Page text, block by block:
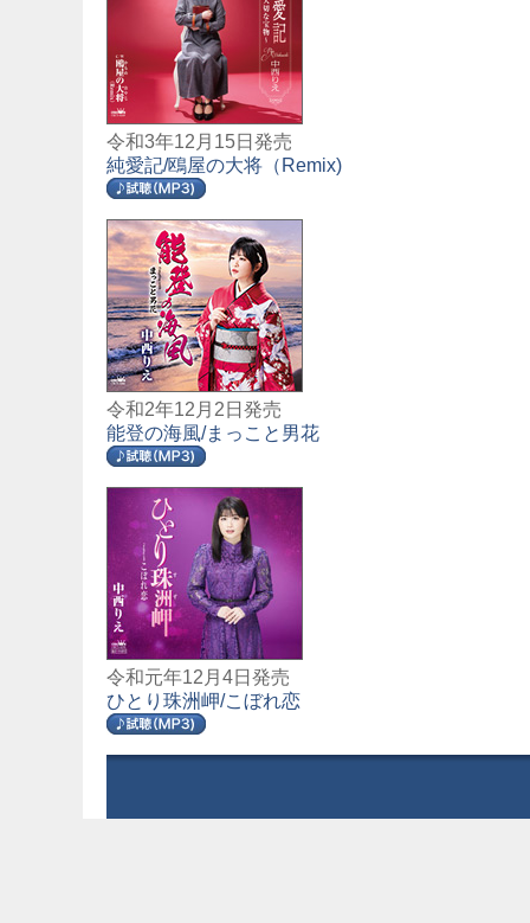
令和3年12月15日発売
純愛記/鴎屋の大将（Remix)
令和2年12月2日発売
能登の海風/まっこと男花
令和元年12月4日発売
ひとり珠洲岬/こぼれ恋